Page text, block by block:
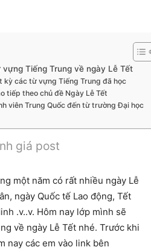
Tiếng Trung về ngày Lễ Tết
kỳ các từ vựng Tiếng Trung đã học
tiếp theo chủ đề Ngày Lễ Tết
viên Trung Quốc đến từ trường Đại học
giá post
một năm có rất nhiều ngày Lễ
ngày Quốc tế Lao động, Tết
.v..v. Hôm nay lớp mình sẽ
về ngày Lễ Tết nhé. Trước khi
nay các em vào link bên